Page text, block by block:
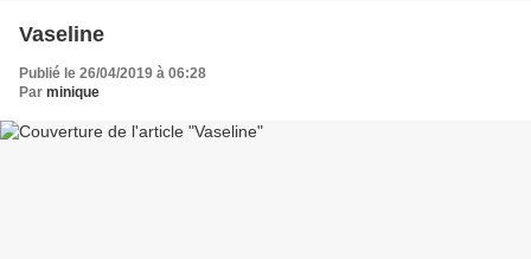
Vaseline
Publié le 26/04/2019 à 06:28
Par minique